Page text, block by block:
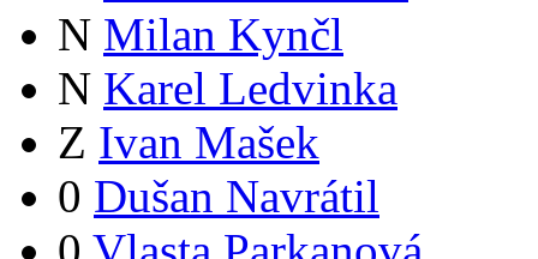
N Milan Kynčl
N Karel Ledvinka
Z Ivan Mašek
0 Dušan Navrátil